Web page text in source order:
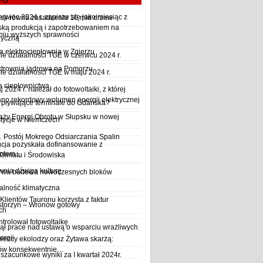
równa zasadzeniu 10 mld drzew
wyższych sprawności
elektrociepłownia w Zgierzu
jądrowa na Pomorzu
ciepłownictwa
terminale do Gdańska?
w Niemczech
Mokrego Odsiarczania Spalin
dźwiga kulturę
klimatyczna
– Wronów gotowy
fotowoltaikę
ekolodzy oraz Żytawa skarżą:
konsekwentnie…
2024 r. zapisze się jako miesiąc z
produkcją i zapotrzebowaniem na
działalności TGE w czerwcu 2024 r.
działalności TGE w maju 2024 r.
2024 r. należał do fotowoltaiki, z której
rekordowy wolumen energii elektrycznej
Energi Obrotu w Słupsku w nowej
pozyskała dofinansowanie z
i Środowiska
budowa nowoczesnych bloków
Tauronu korzysta z faktur
prace nad ustawą o wsparciu wrażliwych
wyniki za I kwartał 2024r.